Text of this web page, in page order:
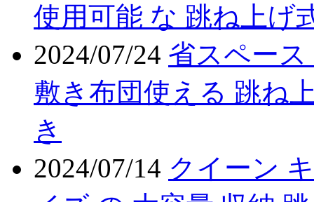
使用可能 な 跳ね上げ
2024/07/24 省スペー
敷き布団使える 跳ね
き
2024/07/14 クイーン